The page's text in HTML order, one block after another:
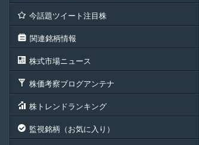
今話題ツイート注目株
関連銘柄情報
株式市場ニュース
株価考察ブログアンテナ
株トレンドランキング
監視銘柄（お気に入り）